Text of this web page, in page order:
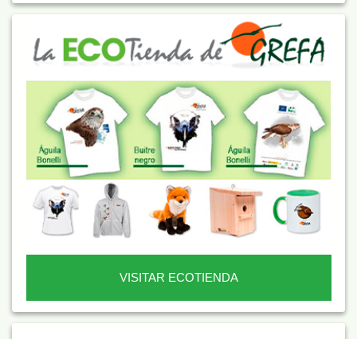
VISITAR ECOTIENDA